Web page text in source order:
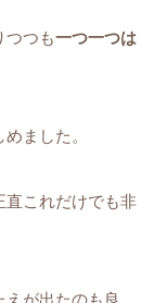
つつも一つ一つは
ました。
直これだけでも非
が出たのも良